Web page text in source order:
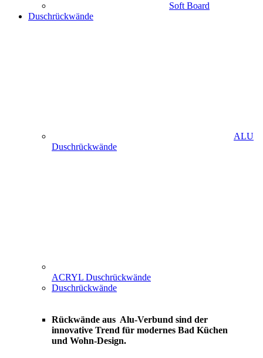
Soft Board
Duschrückwände
ALU
Duschrückwände
ACRYL Duschrückwände
Duschrückwände
Rückwände aus Alu-Verbund sind der
innovative Trend für modernes Bad Küchen
und Wohn-Design.